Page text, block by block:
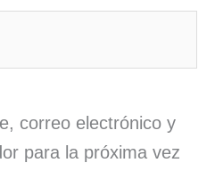
correo electrónico y
para la próxima vez